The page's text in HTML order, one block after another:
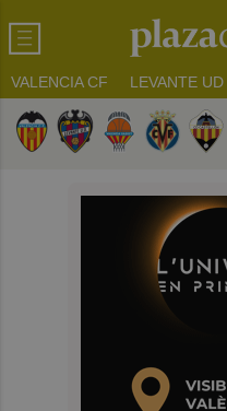
VALENCIA CF LEVANTE UD